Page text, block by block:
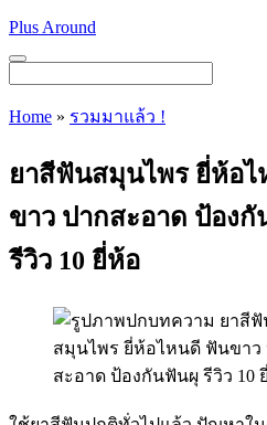
Skip
content
Plus Around
Menu
Home » รวมมาแล้ว !
ยาสีฟันสมุนไพร ยี่ห้อ
ขาว ปากสะอาด ป้อง
รีวิว 10 ยี่ห้อ